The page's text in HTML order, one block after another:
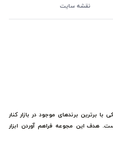
نقشه سایت
برترین برندهای موجود در بازار کنار
هدف این مجوعه فراهم آوردن ابزار